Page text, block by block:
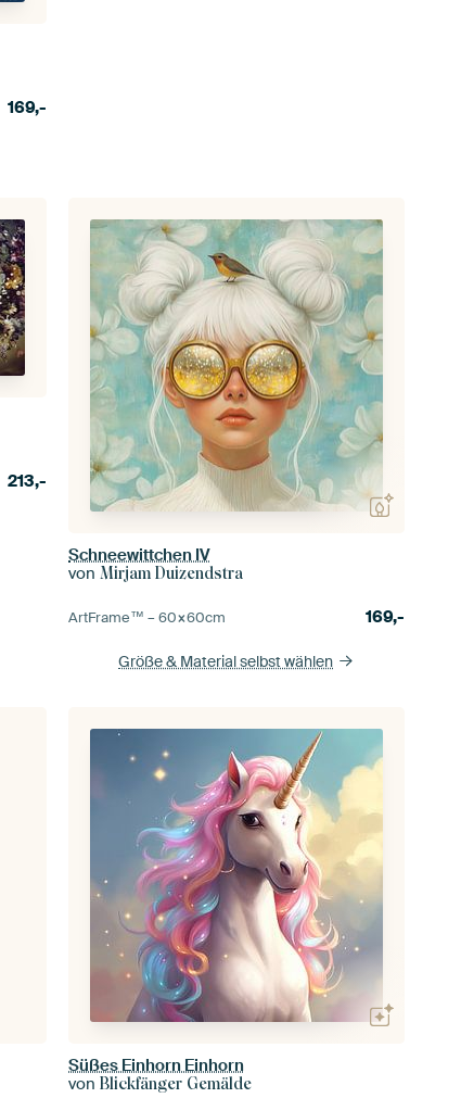
169,-
213,-
Schneewittchen IV
vonMirjam Duizendstra
ArtFrame™ –60×60cm 169,-
Größe & Material selbst wählen
Süßes Einhorn Einhorn
vonBlickfänger Gemälde